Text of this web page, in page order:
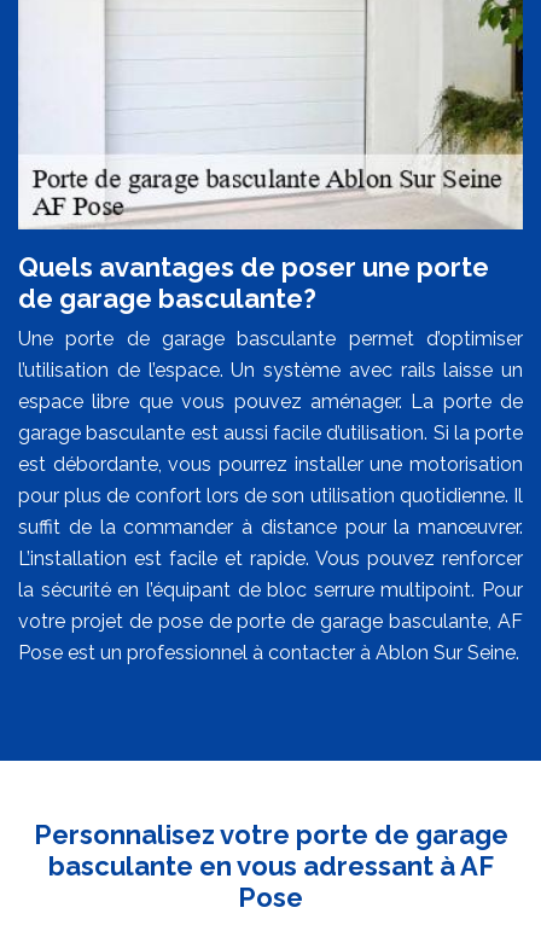
Quels avantages de poser une porte
de garage basculante?
Une porte de garage basculante permet d’optimiser
l’utilisation de l’espace. Un système avec rails laisse un
espace libre que vous pouvez aménager. La porte de
garage basculante est aussi facile d’utilisation. Si la porte
est débordante, vous pourrez installer une motorisation
pour plus de confort lors de son utilisation quotidienne. Il
suffit de la commander à distance pour la manœuvrer.
L’installation est facile et rapide. Vous pouvez renforcer
la sécurité en l’équipant de bloc serrure multipoint. Pour
votre projet de pose de porte de garage basculante, AF
Pose est un professionnel à contacter à Ablon Sur Seine.
Personnalisez votre porte de garage
basculante en vous adressant à AF
Pose